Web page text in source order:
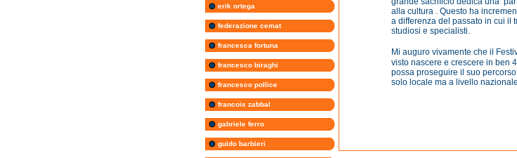
erik ortega
federazione cemat
francesca fortuna
francesco biraghi
francesco pollice
francois zabbal
gabriele ferro
guido barbieri
alla cultura . Questo ha
a differenza del passato in cui il
studiosi e specialisti.
Mi auguro vivamente che il
visto nascere e crescere in ben
possa proseguire il suo
solo locale ma a livello